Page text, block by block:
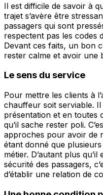
Il est difficile de savoir à
trajet s’avère être
passagers qui sont
respectent pas les codes
Devant ces faits, un bon
rester calme et avoir une
Le sens du service
Pour mettre les clients à
chauffeur soit serviable.
présentation et en toutes
qu’il sache rester poli.
approches pour avoir de
étant donné que
métier. D’autant plus
sécurité des passagers,
d’établir une relation de